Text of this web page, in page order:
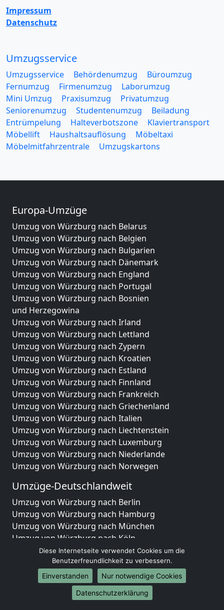
Impressum
Datenschutz
Umzugsservice
Umzugsservice Behördenumzug
Büroumzug
Fernumzug
Firmenumzug
Laborumzug
Mini Umzug
Praxisumzug
Privatumzug
Seniorenumzug
Studentenumzug
Beiladung
Entrümpelung
Halteverbotszone
Klaviertransport
Möbellift
Haushaltsauflösung
Möbeltaxi
Möbelmitfahrzentrale
Umzugskartons
Europa-Umzüge
Umzug von Würzburg nach Belarus
Umzug von Würzburg nach Belgien
Umzug von Würzburg nach Bulgarien
Umzug von Würzburg nach Dänemark
Umzug von Würzburg nach England
Umzug von Würzburg nach Portugal
Umzug von Würzburg nach Bosnien
und Herzegowina
Umzug von Würzburg nach Irland
Umzug von Würzburg nach Lettland
Umzug von Würzburg nach Zypern
Umzug von Würzburg nach Kroatien
Umzug von Würzburg nach Estland
Umzug von Würzburg nach Finnland
Umzug von Würzburg nach Frankreich
Umzug von Würzburg nach Griechenland
Umzug von Würzburg nach Italien
Umzug von Würzburg nach Liechtenstein
Umzug von Würzburg nach Luxemburg
Umzug von Würzburg nach Niederlande
Umzug von Würzburg nach Norwegen
Umzüge-Deutschlandweit
Umzug von Würzburg nach Berlin
Umzug von Würzburg nach Hamburg
Umzug von Würzburg nach München
Umzug von Würzburg nach Köln
Umzug von Würzburg nach Frankfurt am Main
Umzug von Würzburg nach Stuttgart
Umzug von Würzburg nach Düsseldorf
Umzug von Würzburg nach Leipzig
Umzug von Würzburg nach Dortmund
Diese Internetseite verwendet Cookies um die
Benutzerfreundlichkeit zu verbessern.
Einverstanden
Nur notwendige Cookies
Datenschutzerklärung